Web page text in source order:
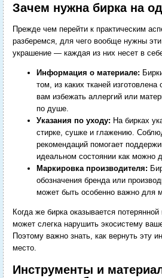
Зачем нужна бирка на
Прежде чем перейти к практическим
разберемся, для чего вообще нужны
украшение — каждая из них несет в
Информация о материале:
том, из каких тканей
вам избежать аллергий или
по душе.
Указания по уходу: На бирках
стирке, сушке и глажению.
рекомендаций помогает
идеальном состоянии как можно
Маркировка производителя:
обозначения бренда или
может быть особенно важно для
Когда же бирка оказывается
может слегка нарушить экосистему
Поэтому важно знать, как вернуть эту
место.
Инструменты и